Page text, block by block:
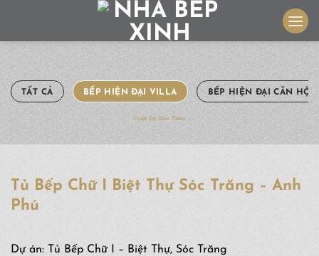
content
TẤT CẢ BẾP HIỆN ĐẠI VILLA BẾP HIỆN ĐẠI CĂN HỘ
Trượt Để Xem Thêm
Tủ Bếp Chữ I Biệt Thự Sóc Trăng – Anh
Phú
Dự án: Tủ Bếp Chữ I – Biệt Thự, Sóc Trăng